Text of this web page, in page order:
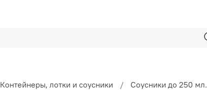
Контейнеры, лотки и соусники Соусники до 250 мл.